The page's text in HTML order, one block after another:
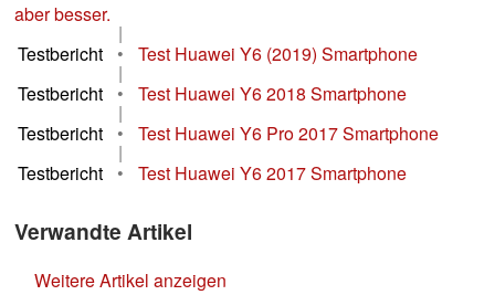
aber besser.
|
Testbericht
• Test Huawei Y6 (2019) Smartphone
|
Testbericht
• Test Huawei Y6 2018 Smartphone
|
Testbericht
• Test Huawei Y6 Pro 2017 Smartphone
|
Testbericht
• Test Huawei Y6 2017 Smartphone
Verwandte Artikel
Weitere Artikel anzeigen